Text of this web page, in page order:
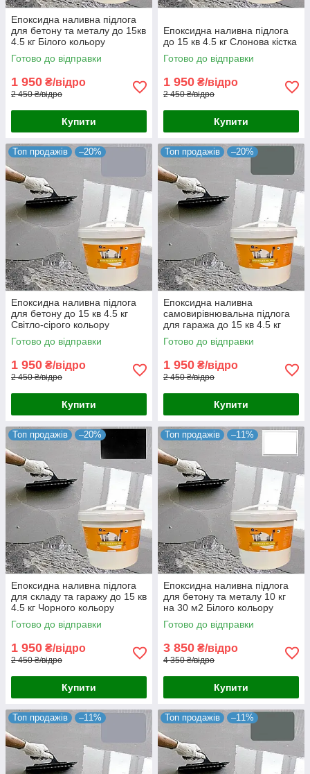
Епоксидна наливна підлога
для бетону та металу до 15кв
4.5 кг Білого кольору
Готово до відправки
1 950 ₴/відро
2 450 ₴/відро
Купити
Епоксидна наливна підлога
до 15 кв 4.5 кг Слонова кістка
Готово до відправки
1 950 ₴/відро
2 450 ₴/відро
Купити
Топ продажів –20%
Епоксидна наливна підлога
для бетону до 15 кв 4.5 кг
Світло-сірого кольору
Готово до відправки
1 950 ₴/відро
2 450 ₴/відро
Купити
Топ продажів –20%
Епоксидна наливна
самовирівнювальна підлога
для гаража до 15 кв 4.5 кг
Графітового кольору
Готово до відправки
1 950 ₴/відро
2 450 ₴/відро
Купити
Топ продажів –20%
Епоксидна наливна підлога
для складу та гаражу до 15 кв
4.5 кг Чорного кольору
Готово до відправки
1 950 ₴/відро
2 450 ₴/відро
Купити
Топ продажів –11%
Епоксидна наливна підлога
для бетону та металу 10 кг
на 30 м2 Білого кольору
Готово до відправки
3 850 ₴/відро
4 350 ₴/відро
Купити
Топ продажів –11% Топ продажів –11%